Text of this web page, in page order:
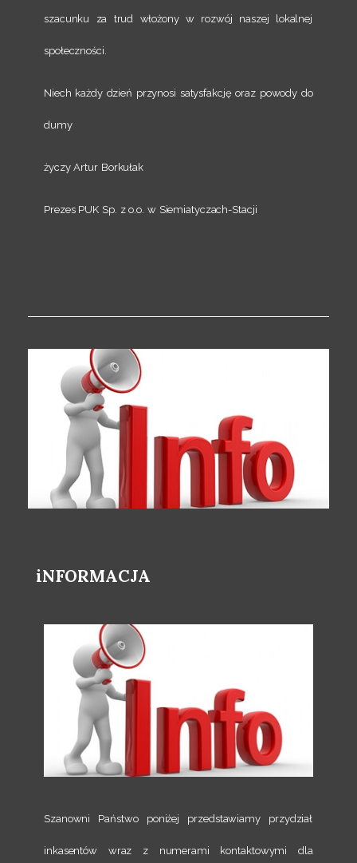
szacunku za trud włożony w rozwój naszej lokalnej
społeczności.
Niech każdy dzień przynosi satysfakcję oraz powody do
dumy
życzy Artur Borkułak
Prezes PUK Sp. z o.o. w Siemiatyczach-Stacji
iNFORMACJA
Szanowni Państwo poniżej przedstawiamy przydział
inkasentów wraz z numerami kontaktowymi dla